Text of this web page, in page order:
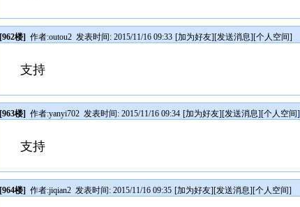
[962楼] 作者:outou2 发表时间: 2015/11/16 09:33 [加为好友][发送消息][个人空间]
支持
[963楼] 作者:yanyi702 发表时间: 2015/11/16 09:34 [加为好友][发送消息][个人空间]
支持
[964楼] 作者:jiqian2 发表时间: 2015/11/16 09:35 [加为好友][发送消息][个人空间]